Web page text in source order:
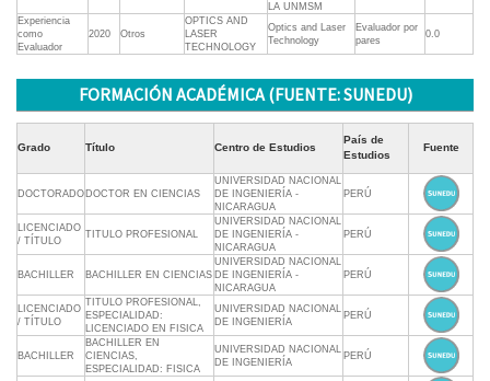
LA UNMSM
Experiencia
como
Evaluador
2020 Otros
OPTICS AND
LASER
TECHNOLOGY
Optics and Laser
Technology
Evaluador por
pares
0.0
FORMACIÓN ACADÉMICA (FUENTE: SUNEDU)
Grado Título Centro de Estudios
País de
Estudios
Fuente
DOCTORADO DOCTOR EN CIENCIAS
UNIVERSIDAD NACIONAL
DE INGENIERÍA -
NICARAGUA
PERÚ
LICENCIADO
/ TÍTULO
TITULO PROFESIONAL
UNIVERSIDAD NACIONAL
DE INGENIERÍA -
NICARAGUA
PERÚ
BACHILLER BACHILLER EN CIENCIAS
UNIVERSIDAD NACIONAL
DE INGENIERÍA -
NICARAGUA
PERÚ
LICENCIADO
/ TÍTULO
TITULO PROFESIONAL,
ESPECIALIDAD:
LICENCIADO EN FISICA
UNIVERSIDAD NACIONAL
DE INGENIERÍA
PERÚ
BACHILLER
BACHILLER EN
CIENCIAS,
ESPECIALIDAD: FISICA
UNIVERSIDAD NACIONAL
DE INGENIERÍA
PERÚ